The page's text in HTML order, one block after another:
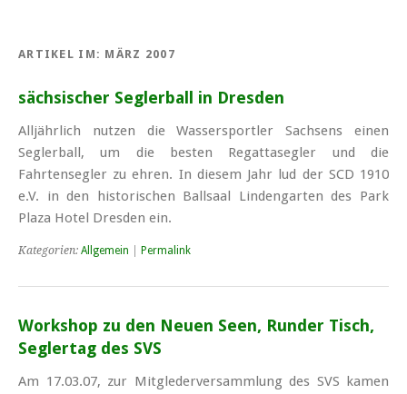
ARTIKEL IM: MÄRZ 2007
sächsischer Seglerball in Dresden
Alljährlich nutzen die Wassersportler Sachsens einen
Seglerball, um die besten Regattasegler und die
Fahrtensegler zu ehren. In diesem Jahr lud der SCD 1910
e.V. in den historischen Ballsaal Lindengarten des Park
Plaza Hotel Dresden ein.
Kategorien: Allgemein Permalink
Workshop zu den Neuen Seen, Runder Tisch,
Seglertag des SVS
Am 17.03.07, zur Mitglederversammlung des SVS kamen